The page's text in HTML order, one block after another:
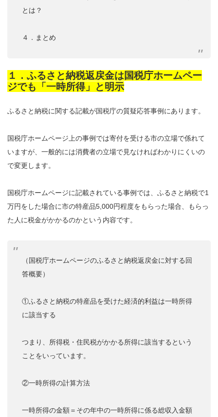
とは？
４．まとめ
１．ふるさと納税返戻金は国税庁ホームペー
ジでも「一時所得」と明示
ふるさと納税に関する記載が国税庁の質疑応答事例にあります。
国税庁ホームページ上の事例では寄付を受ける市の立場で係れて
いますが、一般的には消費者の立場で見なければわかりにくいの
で変更します。
国税庁ホームページに記載されている事例では、ふるさと納税で1
万円をした場合に市の特産品5,000円程度をもらった場合、もらっ
た人に税金がかかるのかという内容です。
（国税庁ホームページのふるさと納税返戻金に対する回
答概要）
①ふるさと納税の特産品を受けた経済的利益は一時所得
に該当する
つまり、所得税・住民税がかかる所得に該当するという
ことをいっています。
②一時所得の計算方法
一時所得の金額＝その年中の一時所得に係る総収入金額